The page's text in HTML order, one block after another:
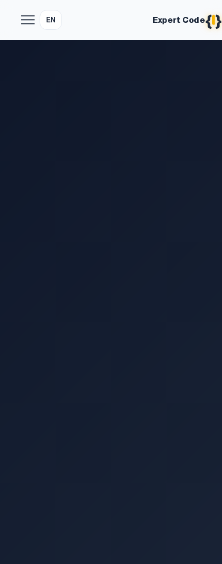
{}
Expert Code
EN